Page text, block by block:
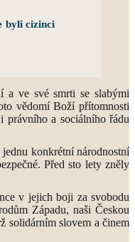
byli cizinci
a ve své smrti se slabými
vědomí Boží přítomnosti
právního a sociálního řádu
konkrétní národnostní
Před sto lety zněly
v jejich boji za svobodu
Západu, naši Českou
solidárním slovem a činem